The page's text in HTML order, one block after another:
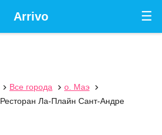
☰
Arrivo
 Все города  о. Маэ

Ресторан Ла-Плайн Сант-Андре